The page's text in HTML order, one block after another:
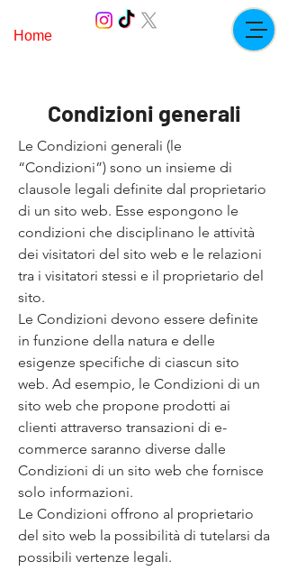
Home
Condizioni generali
Le Condizioni generali (le
“Condizioni”) sono un insieme di
clausole legali definite dal proprietario
di un sito web. Esse espongono le
condizioni che disciplinano le attività
dei visitatori del sito web e le relazioni
tra i visitatori stessi e il proprietario del
sito.
Le Condizioni devono essere definite
in funzione della natura e delle
esigenze specifiche di ciascun sito
web. Ad esempio, le Condizioni di un
sito web che propone prodotti ai
clienti attraverso transazioni di e-
commerce saranno diverse dalle
Condizioni di un sito web che fornisce
solo informazioni.
Le Condizioni offrono al proprietario
del sito web la possibilità di tutelarsi da
possibili vertenze legali.